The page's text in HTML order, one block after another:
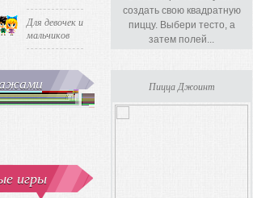
создать свою квадратную
пиццу. Выбери тесто, а
затем полей...
Пицца Джоинт
Для девочек и
мальчиков
игры